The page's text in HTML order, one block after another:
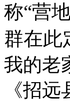
称“营
群在此
我的老
《招